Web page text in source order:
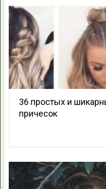
36 простых и
причесок